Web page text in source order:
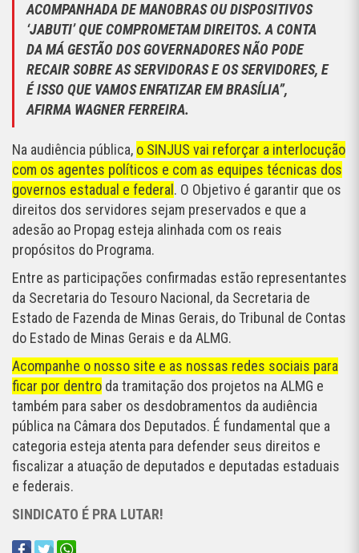
ACOMPANHADA DE MANOBRAS OU DISPOSITIVOS
‘JABUTI’ QUE COMPROMETAM DIREITOS. A CONTA
DA MÁ GESTÃO DOS GOVERNADORES NÃO PODE
RECAIR SOBRE AS SERVIDORAS E OS SERVIDORES, E
É ISSO QUE VAMOS ENFATIZAR EM BRASÍLIA”,
AFIRMA WAGNER FERREIRA.
Na audiência pública, o SINJUS vai reforçar a interlocução
com os agentes políticos e com as equipes técnicas dos
governos estadual e federal . O Objetivo é garantir que os
direitos dos servidores sejam preservados e que a
adesão ao Propag esteja alinhada com os reais
propósitos do Programa.
Entre as participações confirmadas estão representantes
da Secretaria do Tesouro Nacional, da Secretaria de
Estado de Fazenda de Minas Gerais, do Tribunal de Contas
do Estado de Minas Gerais e da ALMG.
Acompanhe o nosso site e as nossas redes sociais para
ficar por dentro da tramitação dos projetos na ALMG e
também para saber os desdobramentos da audiência
pública na Câmara dos Deputados. É fundamental que a
categoria esteja atenta para defender seus direitos e
fiscalizar a atuação de deputados e deputadas estaduais
e federais.
SINDICATO É PRA LUTAR!